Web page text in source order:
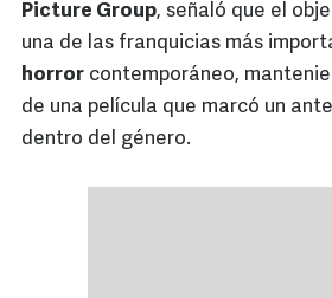
Picture Group, señaló que el
una de las franquicias más
horror contemporáneo,
de una película que marcó un
dentro del género.